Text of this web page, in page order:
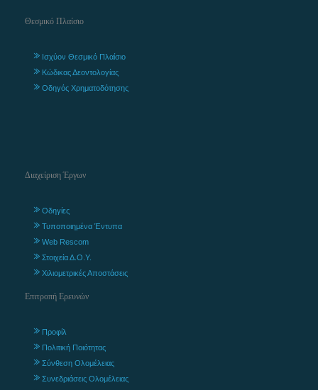
Θεσμικό Πλαίσιο
Ισχύον Θεσμικό Πλαίσιο
Κώδικας Δεοντολογίας
Οδηγός Χρηματοδότησης
Διαχείριση Έργων
Οδηγίες
Τυποποιημένα Έντυπα
Web Rescom
Στοιχεία Δ.Ο.Υ.
Χιλιομετρικές Αποστάσεις
Επιτροπή Ερευνών
Προφίλ
Πολιτική Ποιότητας
Σύνθεση Ολομέλειας
Συνεδριάσεις Ολομέλειας